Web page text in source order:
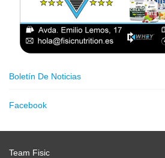
Boletín De Noticias
Facebook
Team Fisic